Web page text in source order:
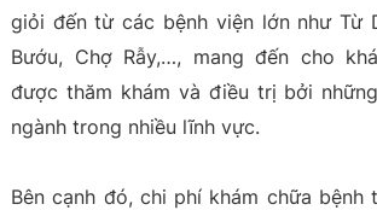
giỏi đến từ các bệnh viện lớn như Từ
Bướu, Chợ Rẫy,…, mang đến cho
được thăm khám và điều trị bởi
ngành trong nhiều lĩnh vực.
Bên cạnh đó, chi phí khám chữa bệnh